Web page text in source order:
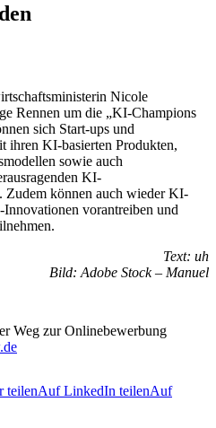
Nicole
Rennen um die „KI-Champions
sich Start-ups und
ihren KI-basierten Produkten,
sowie auch
KI-
Zudem können auch wieder KI-
vorantreiben und
Text: uh
Bild: Adobe Stock – Manuel
Weg zur Onlinebewerbung
teilenAuf LinkedIn teilenAuf